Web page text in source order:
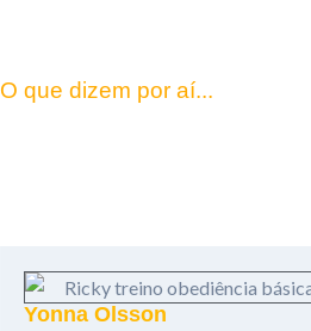
O que dizem por aí...
Yonna Olsson